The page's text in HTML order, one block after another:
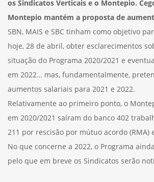
os Sindicatos Verticais e o Montepio.
Montepio mantém a proposta de
SBN, MAIS e SBC tinham como objetivo
hoje, 28 de abril, obter esclarecimentos
situação do Programa 2020/2021 e
em 2022… mas, fundamentalmente,
aumentos salariais para 2021 e 2022.
Relativamente ao primeiro ponto, o
em 2020/2021 saíram do banco 402
211 por rescisão por mútuo acordo (RMA)
No que concerne a 2022, o Programa
pelo que em breve os Sindicatos serão